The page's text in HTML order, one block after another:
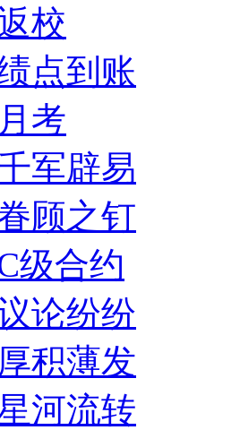
校
点到账
考
军辟易
顾之钉
级合约
论纷纷
积薄发
河流转